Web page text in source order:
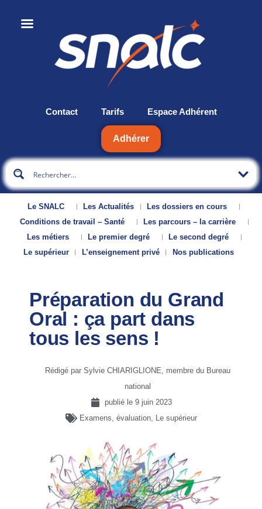
Contact Tarifs Espace Adhérent
Adhérer
Le SNALC Les Actualités
Les dossiers en cours
Conditions de travail – Santé
Les parcours – la carrière
Les métiers
Le premier degré
Le second degré
Le supérieur
L’enseignement privé Nos publications
Préparation du Grand
Oral : ça part dans
tous les sens !
Rédigé par Sylvie CHIARIGLIONE, membre du Bureau
national
publié le 9 juin 2023
Examens, évaluation, Le supérieur